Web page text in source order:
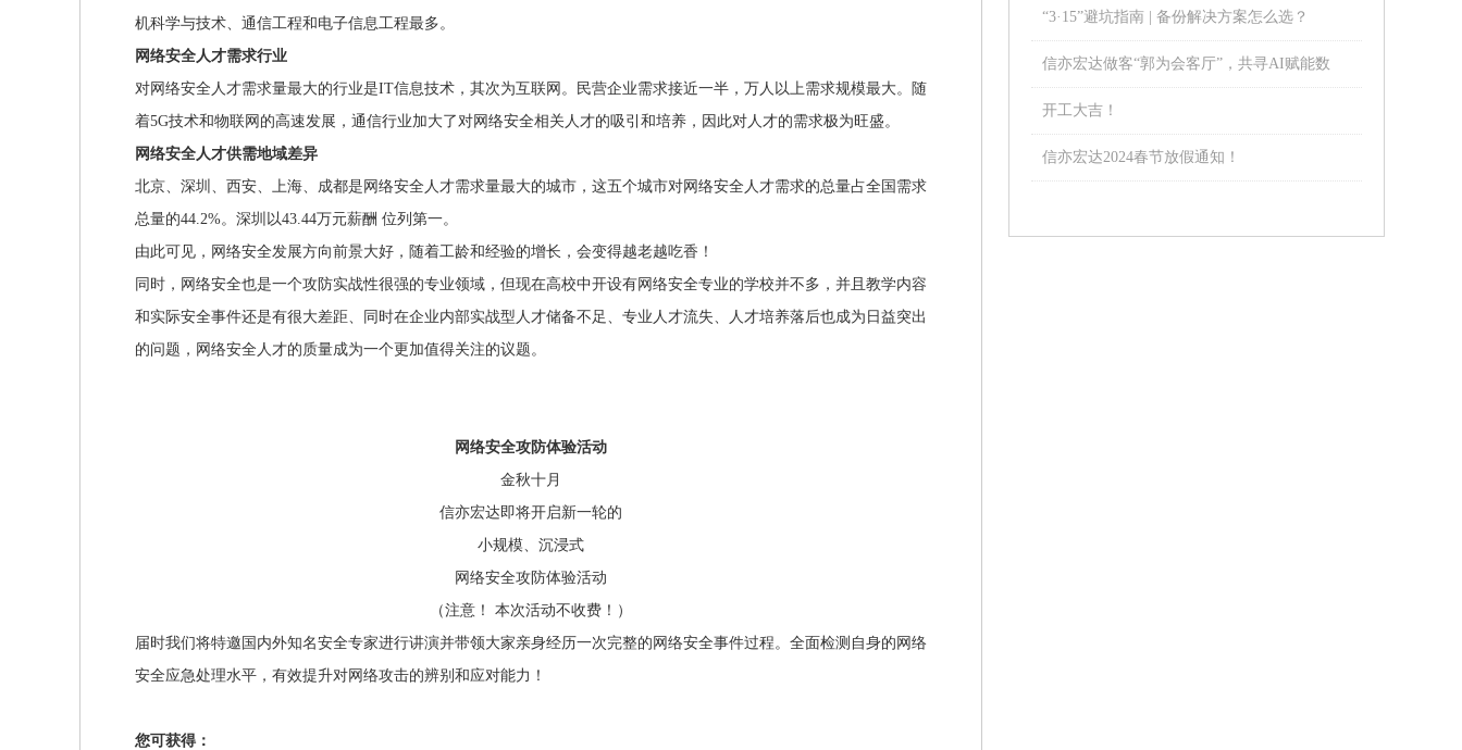
机科学与技术、通信工程和电子信息工程最多。
网络安全人才需求行业
对网络安全人才需求量最大的行业是IT信息技术，其次为互联网。民营企业需求接近一半，万人以上需求规模最大。随
着5G技术和物联网的高速发展，通信行业加大了对网络安全相关人才的吸引和培养，因此对人才的需求极为旺盛。
网络安全人才供需地域差异
北京、深圳、西安、上海、成都是网络安全人才需求量最大的城市，这五个城市对网络安全人才需求的总量占全国需求
总量的44.2%。深圳以43.44万元薪酬 位列第一。
由此可见，网络安全发展方向前景大好，随着工龄和经验的增长，会变得越老越吃香！
同时，网络安全也是一个攻防实战性很强的专业领域，但现在高校中开设有网络安全专业的学校并不多，并且教学内容
和实际安全事件还是有很大差距、同时在企业内部实战型人才储备不足、专业人才流失、人才培养落后也成为日益突出
的问题，网络安全人才的质量成为一个更加值得关注的议题。
网络安全攻防体验活动
金秋十月
信亦宏达即将开启新一轮的
小规模、沉浸式
网络安全攻防体验活动
（注意！ 本次活动不收费！）
届时我们将特邀国内外知名安全专家进行讲演并带领大家亲身经历一次完整的网络安全事件过程。全面检测自身的网络
安全应急处理水平，有效提升对网络攻击的辨别和应对能力！
您可获得：
“3·15”避坑指南 | 备份解决方案怎么选？
信亦宏达做客“郭为会客厅”，共寻AI赋能数
字化转型之路！
开工大吉！
信亦宏达2024春节放假通知！